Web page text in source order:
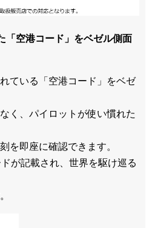
「空港コード」をベゼル側面
ている「空港コード」をベゼ
く、パイロットが使い慣れた
を即座に確認できます。
が記載され、世界を駆け巡る